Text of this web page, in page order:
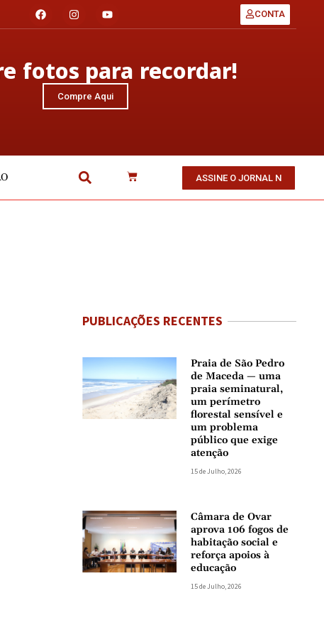
CONTA
fotos para recordar!
Compre Aqui
ASSINE O JORNAL N
PUBLICAÇÕES RECENTES
Praia de São Pedro
de Maceda — uma
praia seminatural,
um perímetro
florestal sensível e
um problema
público que exige
atenção
15 de Julho, 2026
Câmara de Ovar
aprova 106 fogos de
habitação social e
reforça apoios à
educação
15 de Julho, 2026